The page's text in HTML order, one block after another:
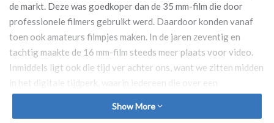
de markt. Deze was goedkoper dan de 35 mm-film die door
professionele filmers gebruikt werd. Daardoor konden vanaf
toen ook amateurs filmpjes maken. In de jaren zeventig en
tachtig maakte de 16 mm-film steeds meer plaats voor video.
Inmiddels ligt ook die tijd ver achter ons, want we zitten midden
in het digitale tijdperk, waarin iedereen die over een
smartphone beschikt naar hartenlust kan fotograferen en
Show More